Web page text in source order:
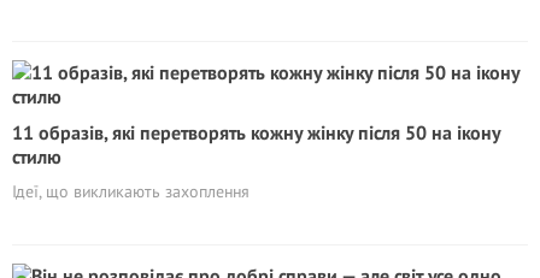
11 образів, які перетворять кожну жінку після 50 на ікону
стилю
Ідеї, що викликають захоплення